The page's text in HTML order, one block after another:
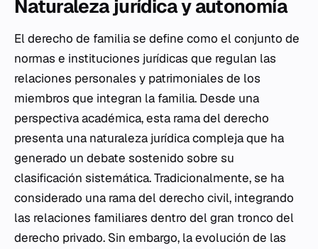
Naturaleza jurídica y autonomía
El derecho de familia se define como el conjunto de
normas e instituciones jurídicas que regulan las
relaciones personales y patrimoniales de los
miembros que integran la familia. Desde una
perspectiva académica, esta rama del derecho
presenta una naturaleza jurídica compleja que ha
generado un debate sostenido sobre su
clasificación sistemática. Tradicionalmente, se ha
considerado una rama del derecho civil, integrando
las relaciones familiares dentro del gran tronco del
derecho privado. Sin embargo, la evolución de las